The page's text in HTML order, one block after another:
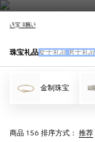
珠宝和腕表
珠宝礼品 女士礼品 男士礼品
金制珠宝
商品 156 排序方式： 推荐